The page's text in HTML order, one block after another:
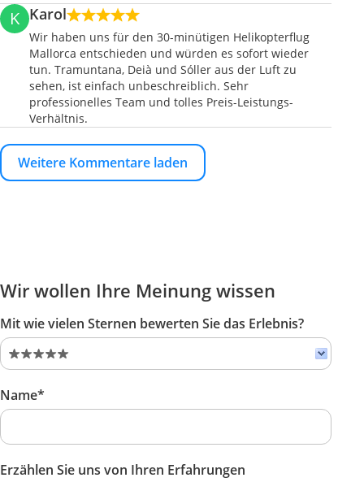
K Karol
Wir haben uns für den 30-minütigen Helikopterflug
Mallorca entschieden und würden es sofort wieder
tun. Tramuntana, Deià und Sóller aus der Luft zu
sehen, ist einfach unbeschreiblich. Sehr
professionelles Team und tolles Preis-Leistungs-
Verhältnis.
Weitere Kommentare laden
Wir wollen Ihre Meinung wissen
Mit wie vielen Sternen bewerten Sie das Erlebnis?
Name*
Erzählen Sie uns von Ihren Erfahrungen